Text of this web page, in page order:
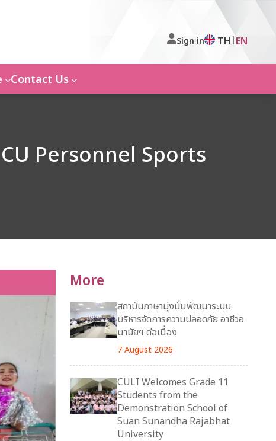
Sign in TH | EN
Contact Us
Personnel Sports
More
สถาบันภาษามุ่งมั่นพัฒนาระบบ
บริหารจัดการความปลอดภัย อาชีวอ
นามัยฯ ต่อเนื่อง
7 August 2026
CULI Welcomes Grade 11
Students from the
Demonstration School of
Suan Sunandha Rajabhat
University